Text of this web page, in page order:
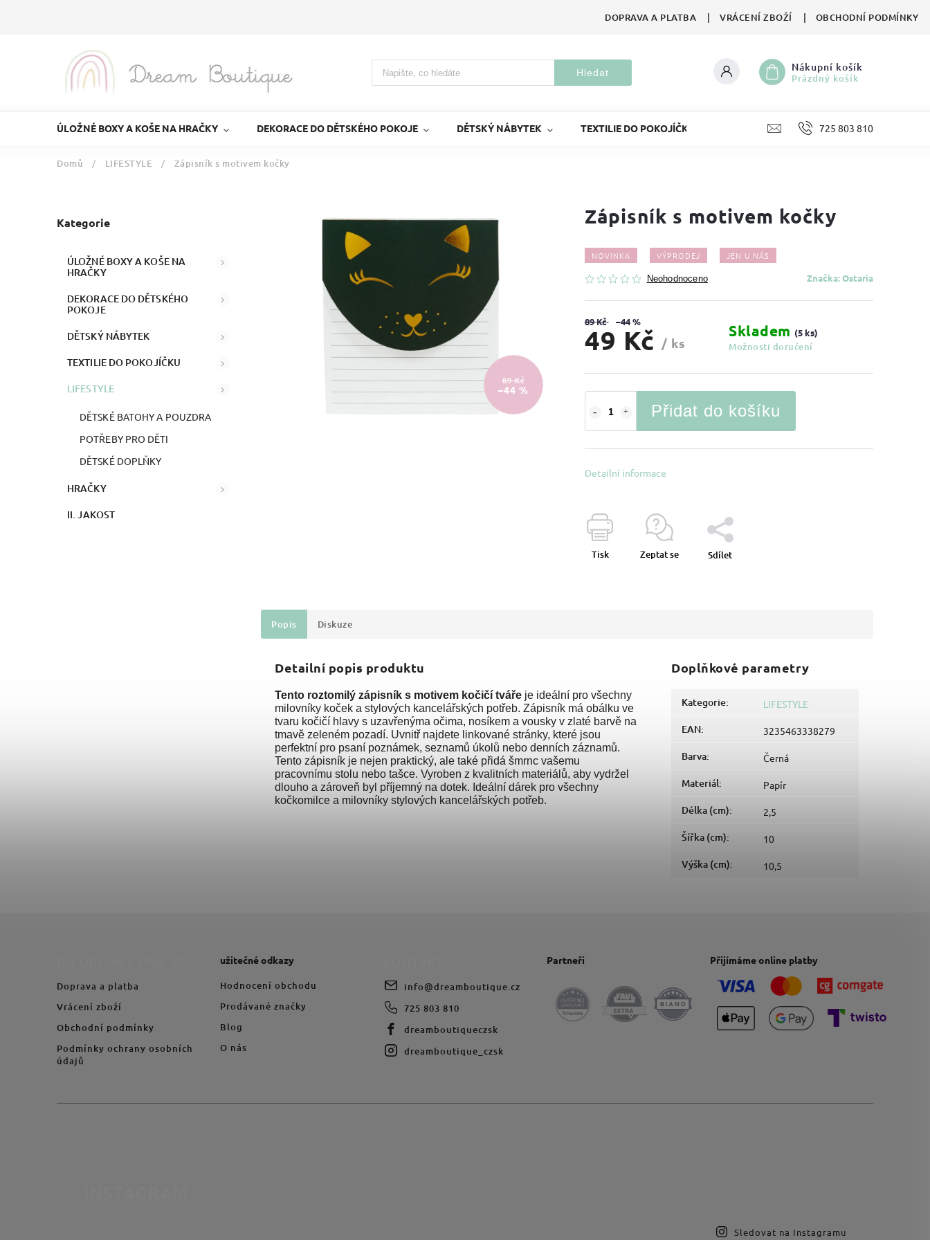
DOPRAVA A PLATBA VRÁCENÍ ZBOŽÍ OBCHODNÍ PODMÍNKY
Hledat Nákupní košík
Prázdný košík
ÚLOŽNÉ BOXY A KOŠE NA HRAČKY DEKORACE DO DĚTSKÉHO POKOJE DĚTSKÝ NÁBYTEK TEXTILIE DO POKOJÍČKU LIFESTYLE HRAČKY
725 803 810
Domů / LIFESTYLE / Zápisník s motivem kočky
Kategorie
ÚLOŽNÉ BOXY A KOŠE NA
HRAČKY
DEKORACE DO DĚTSKÉHO
POKOJE
DĚTSKÝ NÁBYTEK
TEXTILIE DO POKOJÍČKU
LIFESTYLE
DĚTSKÉ BATOHY A POUZDRA
POTŘEBY PRO DĚTI
DĚTSKÉ DOPLŇKY
HRAČKY
II. JAKOST
89 Kč
–44 %
Zápisník s motivem kočky
NOVINKA VÝPRODEJ JEN U NÁS
Neohodnoceno Značka:Ostaria
89 Kč –44 %
49 Kč / ks
Skladem (5 ks)
Možnosti doručení
Přidat do košíku
Detailní informace
Tisk Zeptat se Sdílet
Popis Diskuze
Detailní popis produktu
Tento roztomilý zápisník s motivem kočičí tváře je ideální pro všechny
milovníky koček a stylových kancelářských potřeb. Zápisník má obálku ve
tvaru kočičí hlavy s uzavřenýma očima, nosíkem a vousky v zlaté barvě na
tmavě zeleném pozadí. Uvnitř najdete linkované stránky, které jsou
perfektní pro psaní poznámek, seznamů úkolů nebo denních záznamů.
Tento zápisník je nejen praktický, ale také přidá šmrnc vašemu
pracovnímu stolu nebo tašce. Vyroben z kvalitních materiálů, aby vydržel
dlouho a zároveň byl příjemný na dotek. Ideální dárek pro všechny
kočkomilce a milovníky stylových kancelářských potřeb.
Doplňkové parametry
Kategorie: LIFESTYLE
EAN: 3235463338279
Barva: Černá
Materiál: Papír
Délka (cm): 2,5
Šířka (cm): 10
Výška (cm): 10,5
Doprava a platba
Vrácení zboží
Obchodní podmínky
Podmínky ochrany osobních
údajů
užitečné odkazy
Hodnocení obchodu
Prodávané značky
Blog
O nás
info@dreamboutique.cz
725 803 810
dreamboutiqueczsk
dreamboutique_czsk
Partneři Přijímáme online platby
Sledovat na Instagramu